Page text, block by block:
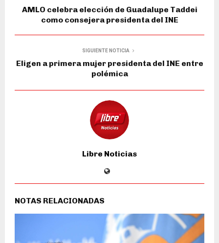
AMLO celebra elección de Guadalupe Taddei
como consejera presidenta del INE
SIGUIENTE NOTICIA
Eligen a primera mujer presidenta del INE entre
polémica
Libre Noticias
NOTAS RELACIONADAS